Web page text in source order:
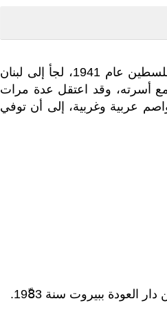
في قرية البروة بفلسطين عام 1941، لجأ إلى لبنان
ثم عاد إلى فلسطين سنة 1949 متسللا مع أسرته، وقد اعتقل عدة مرات
عربية وغربية، إلى أن توفي
العودة ببيروت سنة 198ّ3.